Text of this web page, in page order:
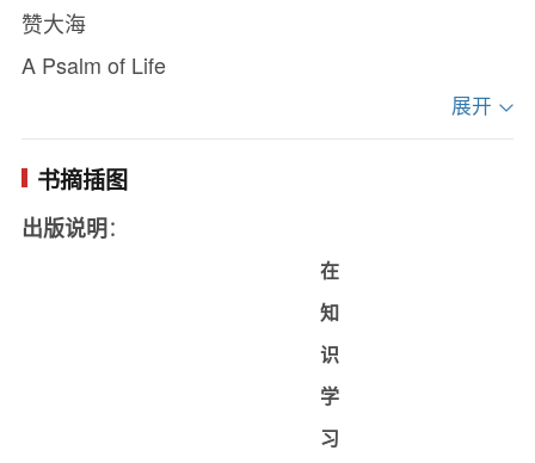
技能都有系统的明确要求，美国核心知识基金会
1986年开始组织全美2000多位教师、校长、课程专
家、科学家、科普作家、教育官员等，以及24个全
论，确定了美国中小学生的核心知识体系。1991年
在此基础上编成了《美国中小学生全科核心知识读
本》，并在广泛使用过程中一再修订完善，现已被
全美逾千所中小学校作为首选教学辅助用书，被推
荐为全美家庭教育必备图书。各册读本内容系统丰
富，文化视角广阔，图文并茂，注重趣味性、故事
性，涵盖了人类文明最基本的核心内容；语言要
赞大海
A Psalm of Life
Homer’s Epics
荷马史诗
The Odyssey
展开
书摘插图
出版说明：
在
知
识
学
习